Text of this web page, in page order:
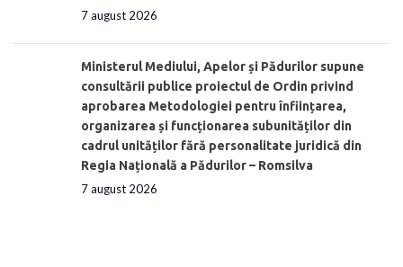
7 august 2026
Ministerul Mediului, Apelor și Pădurilor supune
consultării publice proiectul de Ordin privind
aprobarea Metodologiei pentru înființarea,
organizarea și funcționarea subunităților din
cadrul unităților fără personalitate juridică din
Regia Națională a Pădurilor – Romsilva
7 august 2026